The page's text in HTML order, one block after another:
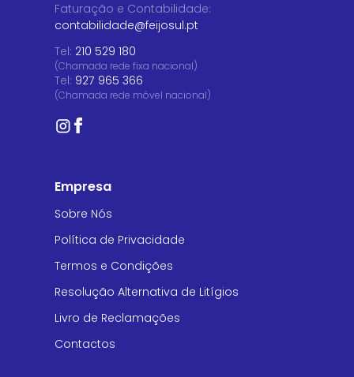
Faturação e Contabilidade:
contabilidade@feijosul.pt
Tel: 210 529 180
(Chamada rede fixa nacional)
Tel: 927 965 366
(Chamada rede móvel nacional)
Empresa
Sobre Nós
Política de Privacidade
Termos e Condições
Resolução Alternativa de Litígios
Livro de Reclamações
Contactos